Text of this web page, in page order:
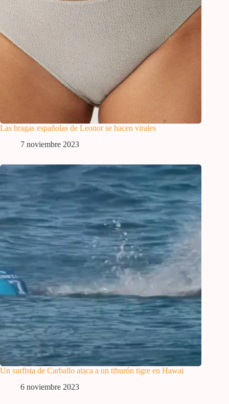
Las bragas españolas de Leonor se hacen virales
7 noviembre 2023
Un surfista de Carballo ataca a un tiburón tigre en Hawai
6 noviembre 2023